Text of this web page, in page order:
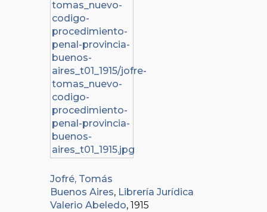
Jofré, Tomás
Buenos Aires, Librería Jurídica
Valerio Abeledo, 1915